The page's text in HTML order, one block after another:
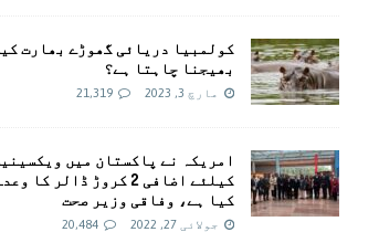
کولمبیا دریائی گھوڑے بھارت
بھیجنا چاہتا ہے؟
مارچ 3, 2023 21,319
امريکہ نے پاکستان میں
کیلئے اضافی 2 کروڑ ڈالر کا وعدہ
کیا ہے، وفاقی وزیر صحت
جولائی 27, 2022 20,484